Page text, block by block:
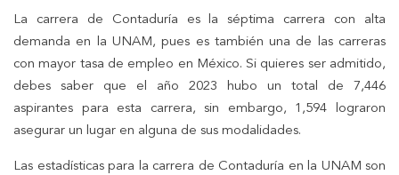
La carrera de Contaduría es la séptima carrera con alta
demanda en la UNAM, pues es también una de las carreras
con mayor tasa de empleo en México. Si quieres ser admitido,
debes saber que el año 2023 hubo un total de 7,446
aspirantes para esta carrera, sin embargo, 1,594 lograron
asegurar un lugar en alguna de sus modalidades.
Las estadísticas para la carrera de Contaduría en la UNAM son